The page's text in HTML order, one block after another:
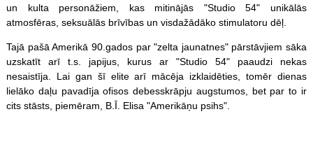
un kulta personāžiem, kas mitinājās "Studio 54" unikālās
atmosfēras, seksuālās brīvības un visdažādāko stimulatoru dēļ.
Tajā pašā Amerikā 90.gados par "zelta jaunatnes" pārstāvjiem sāka
uzskatīt arī t.s. japijus, kurus ar "Studio 54" paaudzi nekas
nesaistīja. Lai gan šī elite arī mācēja izklaidēties, tomēr dienas
lielāko daļu pavadīja ofisos debesskrāpju augstumos, bet par to ir
cits stāsts, piemēram, B.Ī. Elisa "Amerikāņu psihs".